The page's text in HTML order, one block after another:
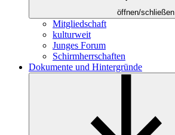
öffnen/schließen
Mitgliedschaft
kulturweit
Junges Forum
Schirmherrschaften
Dokumente und Hintergründe